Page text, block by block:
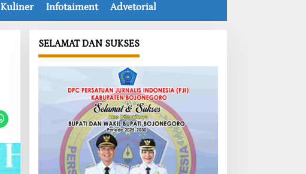
Kuliner Infotaiment Advetorial
SELAMAT DAN SUKSES